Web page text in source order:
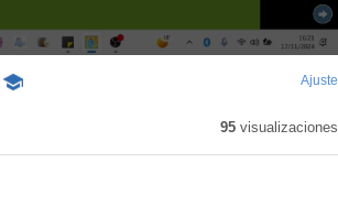
-
Ajuste
95visualizaciones